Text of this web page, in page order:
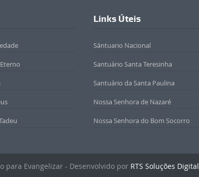
Links Úteis
Sántuario Nacional
Santuário Santa Teresinha
Santuário da Santa Paulina
Nossa Senhora de Nazaré
Nossa Senhora do Bom Socorro
para Evangelizar - Desenvolvido por RTS Soluções Digital